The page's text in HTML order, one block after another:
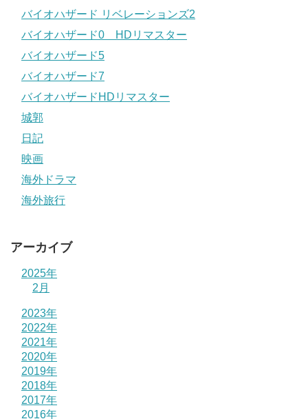
バイオハザード リベレーションズ2
バイオハザード0 HDリマスター
バイオハザード5
バイオハザード7
バイオハザードHDリマスター
城郭
日記
映画
海外ドラマ
海外旅行
アーカイブ
2025年
2月
2023年
2022年
2021年
2020年
2019年
2018年
2017年
2016年